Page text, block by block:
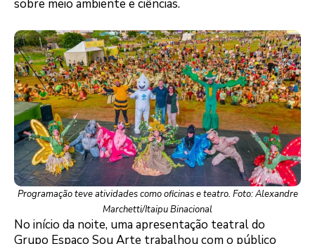
sobre meio ambiente e ciências.
Programação teve atividades como oficinas e teatro. Foto: Alexandre
Marchetti/Itaipu Binacional
No início da noite, uma apresentação teatral do
Grupo Espaço Sou Arte trabalhou com o público